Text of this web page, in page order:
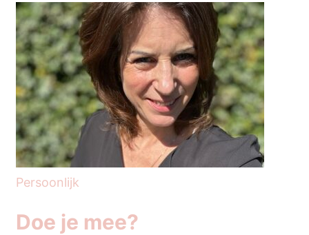
Persoonlijk
Doe je mee?